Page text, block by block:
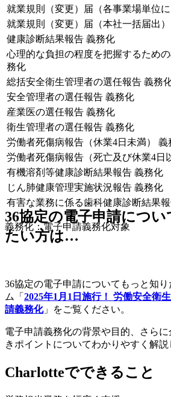
就業規則（変更）届（各事業場単位に
就業規則（変更）届（本社一括届出）
健康診断結果報告 義務化
心理的な負担の程度を把握するため
務化
総括安全衛生管理者の選任報告 義務
安全管理者の選任報告 義務化
産業医の選任報告 義務化
衛生管理者の選任報告 義務化
労働者死傷病報告（休業4日未満） 義
労働者死傷病報告（死亡及び休業4日
有機溶剤等健康診断結果報告 義務化
じん肺健康管理実施状況報告 義務化
有害な業務に係る歯科健康診断結果
義務化：電子申請義務化対象
36協定の電子申請につい
たい方は…
36協定の電子申請についてもっと知
ム「 2025年1月1日施行！ 労働安全衛
請義務化」をご覧ください。
電子申請義務化の背景や目的、さら
きポイントについてわかりやすく解説
Charlotteでできること